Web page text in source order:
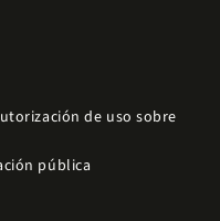
de uso sobre
pública